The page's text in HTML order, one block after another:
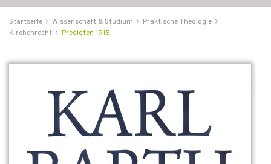
Startseite Wissenschaft & Studium
Praktische Theologie
Kirchenrecht
Predigten 1915